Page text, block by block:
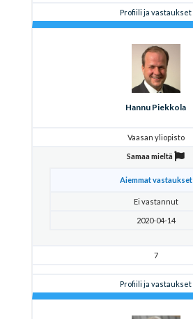
Profiili ja vastaukset
Hannu Piekkola
Vaasan yliopisto
Samaa mieltä
Aiemmat vastaukset
Ei vastannut
2020-04-14
7
Profiili ja vastaukset